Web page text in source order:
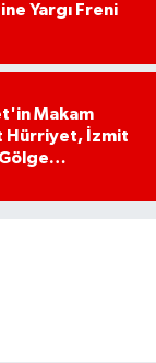
Yargı Freni
Makam
Hürriyet, İzmit